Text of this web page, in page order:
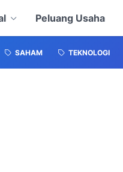
Peluang Usaha
SAHAM TEKNOLOGI